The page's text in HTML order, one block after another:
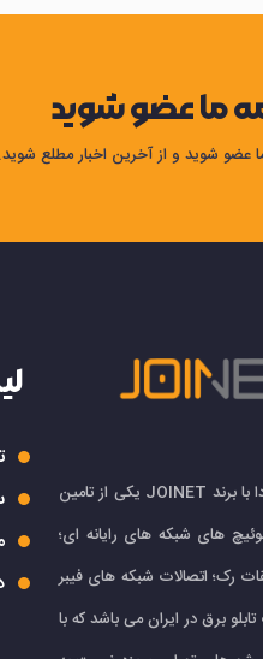
ما عضو شوید
ما عضو شوید و از آخرین اخبار مطلع شوید.
بازرگانی تامهر فردا با برند JOINET یکی از تامین
های شبکه های رایانه ای؛
رک؛ اتصالات شبکه های فیبر
برق در ایران می باشد که با